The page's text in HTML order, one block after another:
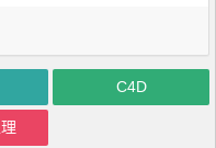
C4D